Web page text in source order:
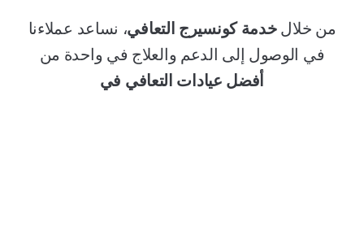
من خلالخدمة كونسيرج التعافي، نساعد عملاءنا
في الوصول إلى الدعم والعلاج في واحدة من
أفضل عيادات التعافي في